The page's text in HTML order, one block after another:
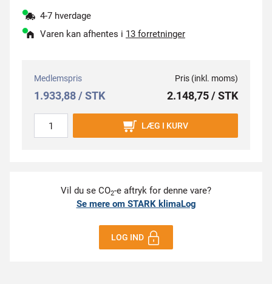
4-7 hverdage
Varen kan afhentes i 13 forretninger
Medlemspris
1.933,88 / STK
Pris (inkl. moms)
2.148,75 / STK
LÆG I KURV
Vil du se CO2-e aftryk for denne vare?
Se mere om STARK klimaLog
LOG IND